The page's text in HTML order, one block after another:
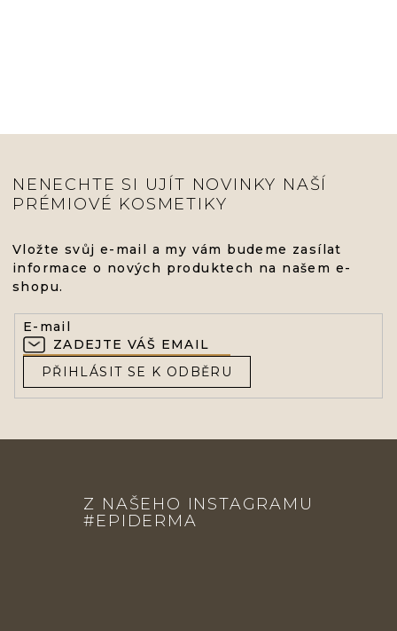
NENECHTE SI UJÍT NOVINKY NAŠÍ
PRÉMIOVÉ KOSMETIKY
Vložte svůj e-mail a my vám budeme zasílat
informace o nových produktech na našem e-
shopu.
E-mail
PŘIHLÁSIT SE K ODBĚRU
Z NAŠEHO INSTAGRAMU
#EPIDERMA